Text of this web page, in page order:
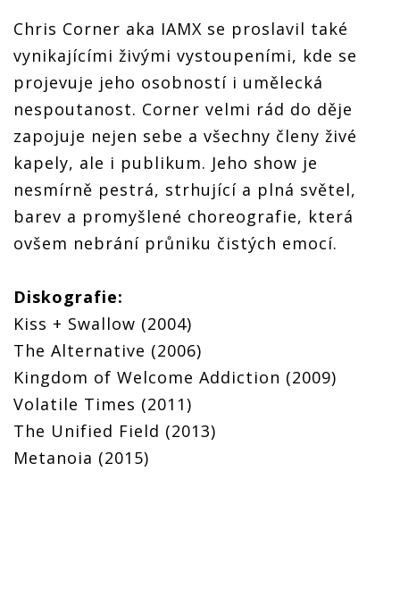
Chris Corner aka IAMX se proslavil také
vynikajícími živými vystoupeními, kde se
projevuje jeho osobností i umělecká
nespoutanost. Corner velmi rád do děje
zapojuje nejen sebe a všechny členy živé
kapely, ale i publikum. Jeho show je
nesmírně pestrá, strhující a plná světel,
barev a promyšlené choreografie, která
ovšem nebrání průniku čistých emocí.
Diskografie:
Kiss + Swallow (2004)
The Alternative (2006)
Kingdom of Welcome Addiction (2009)
Volatile Times (2011)
The Unified Field (2013)
Metanoia (2015)